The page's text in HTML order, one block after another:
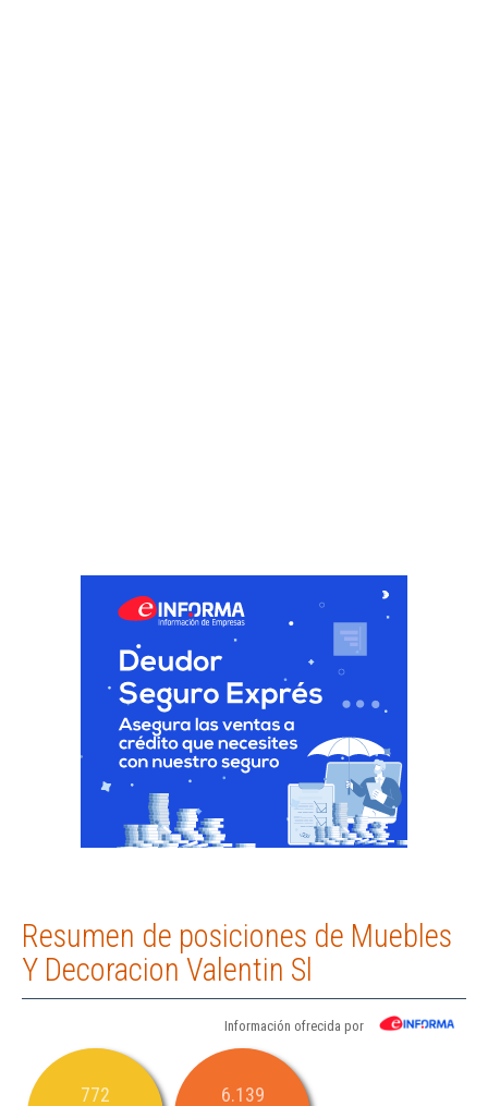
Resumen de posiciones de Muebles
Y Decoracion Valentin Sl
Información ofrecida por
772 6.139